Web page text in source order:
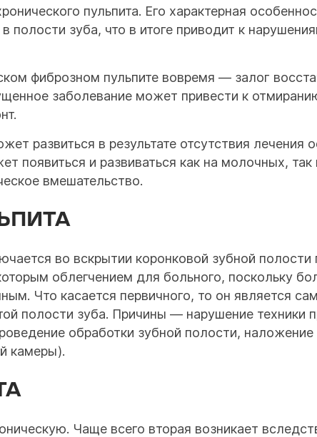
пульпита. Его характерная
полости зуба, что в итоге приводит к
фиброзном пульпите вовремя — залог
заболевание может привести к
развиться в результате отсутствия лечения
появиться и развиваться как на молочных, так
вмешательство.
во вскрытии коронковой зубной полости
облегчением для больного, поскольку
Что касается первичного, то он является
полости зуба. Причины — нарушение техники
обработки зубной полости, наложение
камеры).
Чаще всего вторая возникает